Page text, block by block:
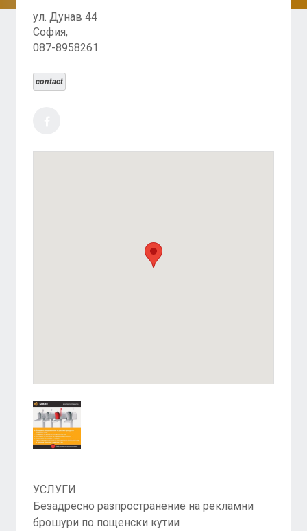
ул. Дунав 44
София,
087-8958261
contact
УСЛУГИ
Безадресно разпространение на рекламни
брошури по пощенски кутии